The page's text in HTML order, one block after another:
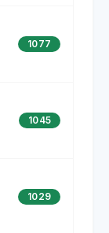
1077
1045
1029